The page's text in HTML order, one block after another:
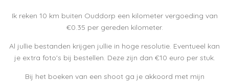
Ik reken 10 km buiten Ouddorp een kilometer vergoeding van
€0.35 per gereden kilometer.
Al jullie bestanden krijgen jullie in hoge resolutie. Eventueel kan
je extra foto's bij bestellen. Deze zijn dan €10 euro per stuk.
Bij het boeken van een shoot ga je akkoord met mijn